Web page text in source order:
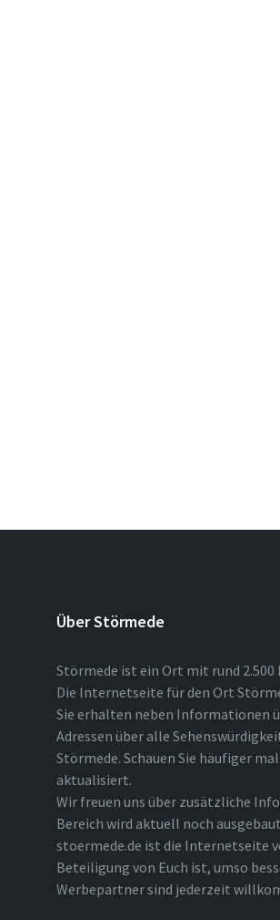
Über Störmede
Störmede ist ein Ort mit rund
Die Internetseite für den Ort
Sie erhalten neben Informationen
Adressen über alle
Störmede. Schauen Sie häufiger
aktualisiert.
Wir freuen uns über zusätzliche
Bereich wird aktuell noch
stoermede.de ist die Internetseite
Beteiligung von Euch ist, umso
Werbepartner sind jederzeit